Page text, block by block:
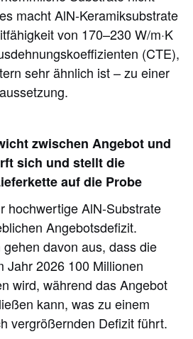
macht AlN-Keramiksubstrate
von 170–230 W/m·K
(CTE),
sehr ähnlich ist – zu einer
zwischen Angebot und
sich und stellt die
auf die Probe
hochwertige AlN-Substrate
Angebotsdefizit.
davon aus, dass die
Jahr 2026 100 Millionen
wird, während das Angebot
kann, was zu einem
vergrößernden Defizit führt.